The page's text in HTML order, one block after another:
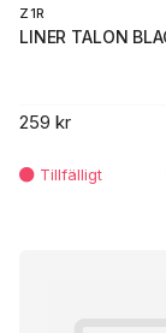
Z1R
LINER TALON
259 kr